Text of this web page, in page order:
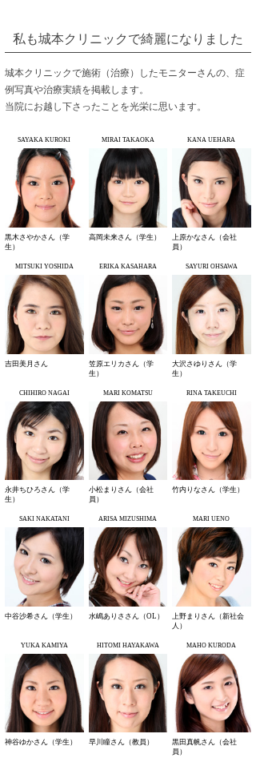
私も城本クリニックで綺麗になりました
城本クリニックで施術（治療）したモニターさんの、症
例写真や治療実績を掲載します。
当院にお越し下さったことを光栄に思います。
SAYAKA KUROKI
黒木さやかさん（学
生）
MIRAI TAKAOKA
高岡未来さん（学生）
KANA UEHARA
上原かなさん（会社
員）
MITSUKI YOSHIDA
吉田美月さん
ERIKA KASAHARA
笠原エリカさん（学
生）
SAYURI OHSAWA
大沢さゆりさん（学
生）
CHIHIRO NAGAI
永井ちひろさん（学
生）
MARI KOMATSU
小松まりさん（会社
員）
RINA TAKEUCHI
竹内りなさん（学生）
SAKI NAKATANI
中谷沙希さん（学生）
ARISA MIZUSHIMA
水嶋ありささん（OL）
MARI UENO
上野まりさん（新社会
人）
YUKA KAMIYA
神谷ゆかさん（学生）
HITOMI HAYAKAWA
早川瞳さん（教員）
MAHO KURODA
黒田真帆さん（会社
員）